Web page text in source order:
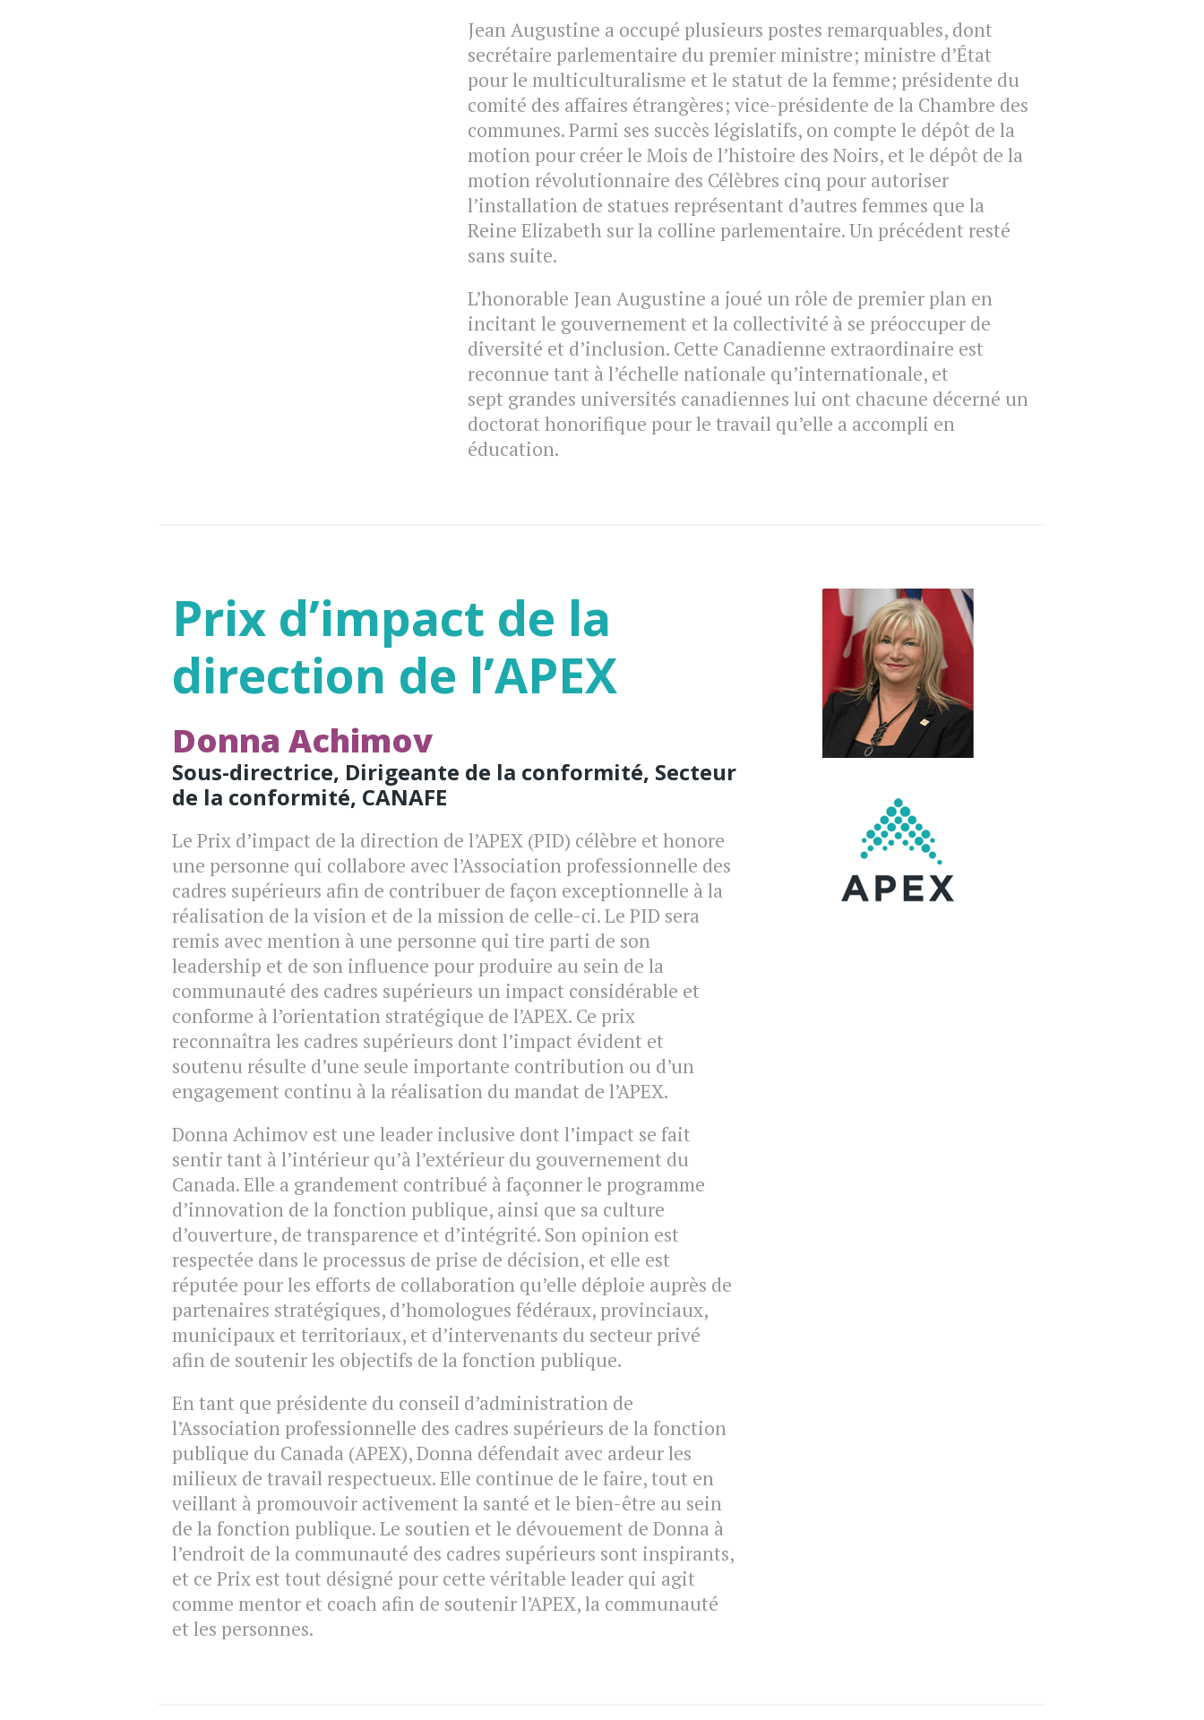
Jean Augustine a occupé plusieurs postes remarquables, dont
secrétaire parlementaire du premier ministre; ministre d’État
pour le multiculturalisme et le statut de la femme; présidente du
comité des affaires étrangères; vice-présidente de la Chambre des
communes. Parmi ses succès législatifs, on compte le dépôt de la
motion pour créer le Mois de l’histoire des Noirs, et le dépôt de la
motion révolutionnaire des Célèbres cinq pour autoriser
l’installation de statues représentant d’autres femmes que la
Reine Elizabeth sur la colline parlementaire. Un précédent resté
sans suite.
L’honorable Jean Augustine a joué un rôle de premier plan en
incitant le gouvernement et la collectivité à se préoccuper de
diversité et d’inclusion. Cette Canadienne extraordinaire est
reconnue tant à l’échelle nationale qu’internationale, et
sept grandes universités canadiennes lui ont chacune décerné un
doctorat honorifique pour le travail qu’elle a accompli en
éducation.
Prix d’impact de la
direction de l’APEX
Donna Achimov
Sous-directrice, Dirigeante de la conformité, Secteur
de la conformité, CANAFE
Le Prix d’impact de la direction de l’APEX (PID) célèbre et honore
une personne qui collabore avec l’Association professionnelle des
cadres supérieurs afin de contribuer de façon exceptionnelle à la
réalisation de la vision et de la mission de celle-ci. Le PID sera
remis avec mention à une personne qui tire parti de son
leadership et de son influence pour produire au sein de la
communauté des cadres supérieurs un impact considérable et
conforme à l’orientation stratégique de l’APEX. Ce prix
reconnaîtra les cadres supérieurs dont l’impact évident et
soutenu résulte d’une seule importante contribution ou d’un
engagement continu à la réalisation du mandat de l’APEX.
Donna Achimov est une leader inclusive dont l’impact se fait
sentir tant à l’intérieur qu’à l’extérieur du gouvernement du
Canada. Elle a grandement contribué à façonner le programme
d’innovation de la fonction publique, ainsi que sa culture
d’ouverture, de transparence et d’intégrité. Son opinion est
respectée dans le processus de prise de décision, et elle est
réputée pour les efforts de collaboration qu’elle déploie auprès de
partenaires stratégiques, d’homologues fédéraux, provinciaux,
municipaux et territoriaux, et d’intervenants du secteur privé
afin de soutenir les objectifs de la fonction publique.
En tant que présidente du conseil d’administration de
l’Association professionnelle des cadres supérieurs de la fonction
publique du Canada (APEX), Donna défendait avec ardeur les
milieux de travail respectueux. Elle continue de le faire, tout en
veillant à promouvoir activement la santé et le bien-être au sein
de la fonction publique. Le soutien et le dévouement de Donna à
l’endroit de la communauté des cadres supérieurs sont inspirants,
et ce Prix est tout désigné pour cette véritable leader qui agit
comme mentor et coach afin de soutenir l’APEX, la communauté
et les personnes.